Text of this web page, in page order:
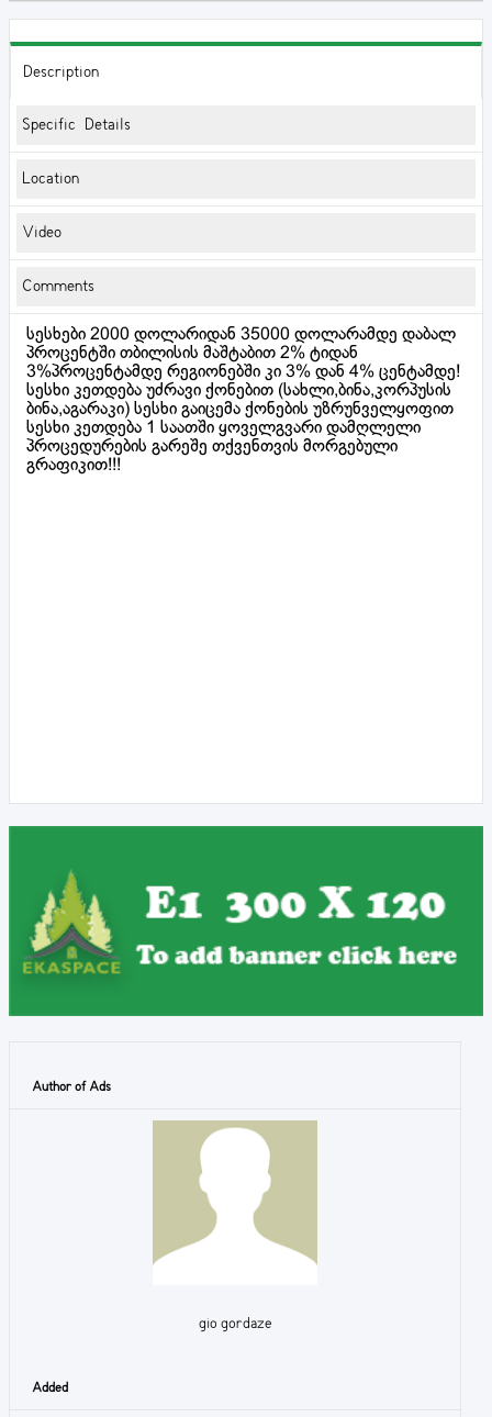
Description
Specific Details
Location
Video
Comments
სესხები 2000 დოლარიდან 35000 დოლარამდე დაბალ
პროცენტში თბილისის მაშტაბით 2% ტიდან
3%პროცენტამდე რეგიონებში კი 3% დან 4% ცენტამდე!
სესხი კეთდება უძრავი ქონებით (სახლი,ბინა,კორპუსის
ბინა,აგარაკი) სესხი გაიცემა ქონების უზრუნველყოფით
სესხი კეთდება 1 საათში ყოველგვარი დამღლელი
პროცედურების გარეშე თქვენთვის მორგებული
გრაფიკით!!!
Author of Ads
gio gordaze
Added